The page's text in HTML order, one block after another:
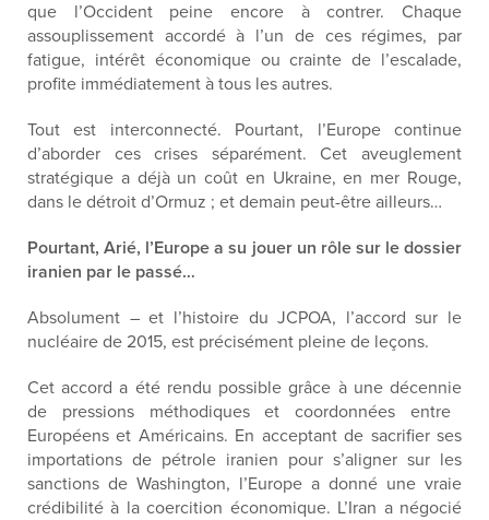
que l’Occident peine encore à contrer. Chaque
assouplissement accordé à l’un de ces régimes, par
fatigue, intérêt économique ou crainte de l’escalade,
profite immédiatement à tous les autres.
Tout est interconnecté. Pourtant, l’Europe continue
d’aborder ces crises séparément. Cet aveuglement
stratégique a déjà un coût en Ukraine, en mer Rouge,
dans le détroit d’Ormuz ; et demain peut-être ailleurs…
Pourtant,Arié, l’Europe a su jouer un rôle sur le dossier
iranien par le passé…
Absolument –et l’histoire du JCPOA, l’accord sur le
nucléaire de 2015, est précisément pleine de leçons.
Cet accord a été rendu possible grâce à une décennie
de pressions méthodiques et coordonnées entre
Européens et Américains. En acceptant de sacrifier ses
importations de pétrole iranien pour s’aligner sur les
sanctions de Washington, l’Europe a donné une vraie
crédibilité à lacoercition économique. L’Iran a négocié